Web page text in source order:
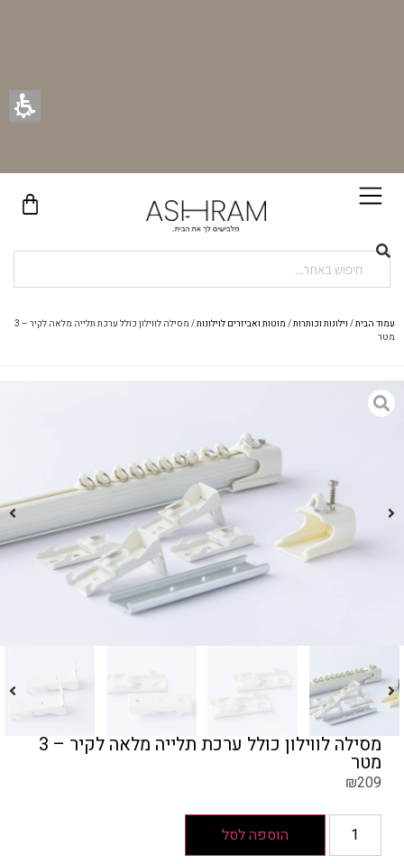
עמוד הבית/ וילונות וכותרות/ מוטות ואביזרים לוילונות
/ מסילה לווילון כולל ערכת תלייה מלאה לקיר – 3
מטר
מסילה לווילון כולל ערכת תלייה מלאה לקיר – 3
מטר
₪209
הוספה לסל